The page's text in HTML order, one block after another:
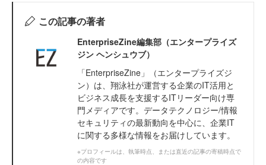
この記事の著者
EnterpriseZine編集部（エンタープライズ
ジン ヘンシュウブ）
「EnterpriseZine」（エンタープライズジ
ン）は、翔泳社が運営する企業のIT活用と
ビジネス成長を支援するITリーダー向け専
門メディアです。データテクノロジー/情報
セキュリティの最新動向を中心に、企業IT
に関する多様な情報をお届けしています。
※プロフィールは、執筆時点、または直近の記事の寄稿時点で
の内容です